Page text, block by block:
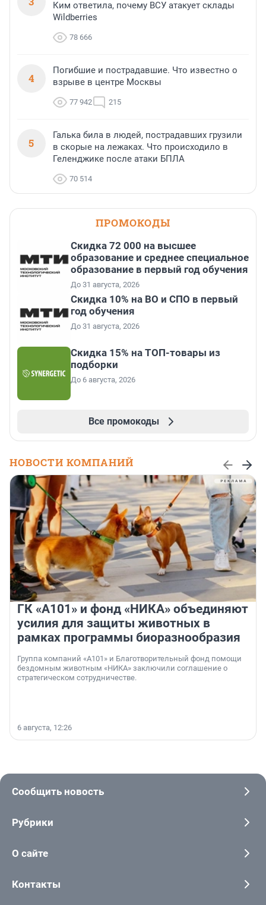
Ким ответила, почему ВСУ атакует склады
Wildberries
78 666
4
Погибшие и пострадавшие. Что известно о
взрыве в центре Москвы
77 942 215
5
Галька била в людей, пострадавших грузили
в скорые на лежаках. Что происходило в
Геленджике после атаки БПЛА
70 514
ПРОМОКОДЫ
Скидка 72 000 на высшее
образование и среднее специальное
образование в первый год обучения
До 31 августа, 2026
Скидка 10% на ВО и СПО в первый
год обучения
До 31 августа, 2026
Скидка 15% на ТОП-товары из
подборки
До 6 августа, 2026
Все промокоды
НОВОСТИ КОМПАНИЙ
ГК «А101» и фонд «НИКА» объединяют
усилия для защиты животных в
рамках программы биоразнообразия
Группа компаний «А101» и Благотворительный фонд помощи
бездомным животным «НИКА» заключили соглашение о
стратегическом сотрудничестве.
6 августа, 12:26
Сообщить новость
Рубрики
О сайте
Контакты